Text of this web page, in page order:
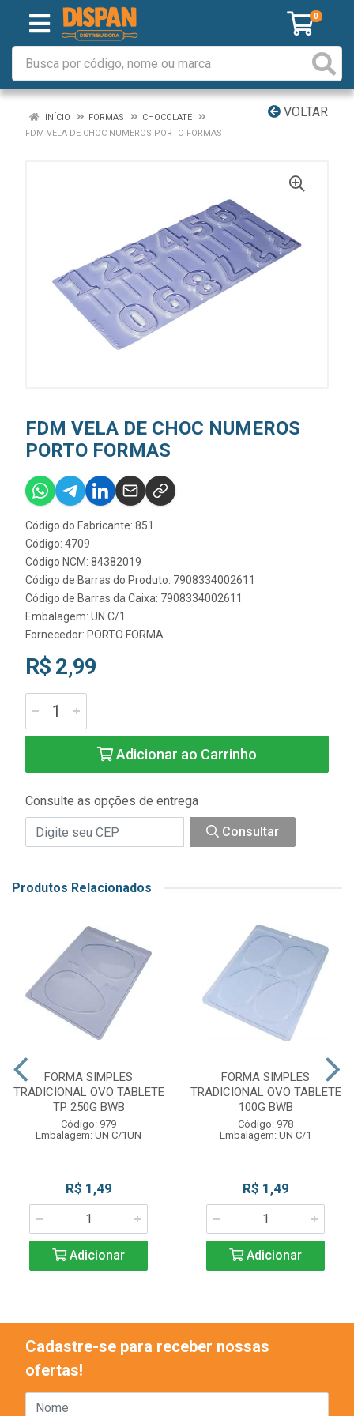
0
VOLTAR
INÍCIO FORMAS
CHOCOLATE
FDM VELA DE CHOC NUMEROS PORTO FORMAS
FDM VELA DE CHOC NUMEROS
PORTO FORMAS
Código do Fabricante: 851
Código: 4709
Código NCM: 84382019
Código de Barras do Produto: 7908334002611
Código de Barras da Caixa: 7908334002611
Embalagem: UN C/1
Fornecedor: PORTO FORMA
R$ 2,99
Adicionar ao Carrinho
Consulte as opções de entrega
Consultar
Produtos Relacionados
FORMA SIMPLES
TRADICIONAL OVO TABLETE
TP 250G BWB
Código: 979
Embalagem: UN C/1UN
R$ 1,49
Adicionar
FORMA SIMPLES
TRADICIONAL OVO TABLETE
100G BWB
Código: 978
Embalagem: UN C/1
R$ 1,49
Adicionar
Cadastre-se para receber nossas
ofertas!